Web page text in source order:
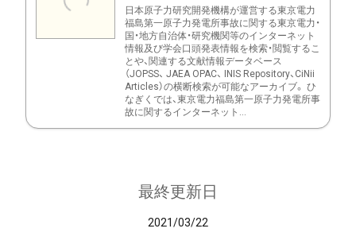
日本原子力研究開発機構が運営する東京電力
福島第一原子力発電所事故に関する東京電力・
国・地方自治体・研究機関等のインターネット
情報及び学会口頭発表情報を検索・閲覧するこ
とや、関連する文献情報データベース
（JOPSS、 JAEA OPAC、 INIS Repository、CiNii
Articles）の横断検索が可能なアーカイブ。 ひ
なぎくでは、東京電力福島第一原子力発電所事
故に関するインターネット...
最終更新日
2021/03/22